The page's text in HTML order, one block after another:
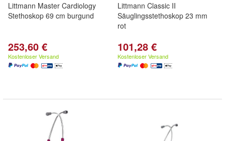
Littmann Master Cardiology
Stethoskop 69 cm burgund
253,60 €
Kostenloser Versand
Littmann Classic II
Säuglingsstethoskop 23 mm
rot
101,28 €
Kostenloser Versand